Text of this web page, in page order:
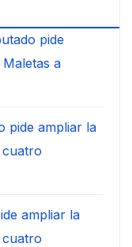
pide
a
pide ampliar la
cuatro
ampliar la
cuatro